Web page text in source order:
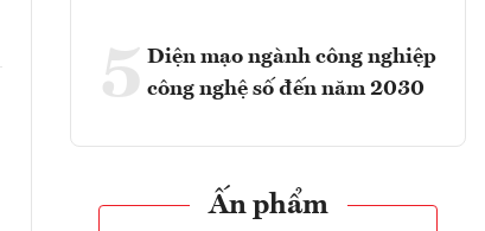
5 Diện mạo ngành công nghiệp
công nghệ số đến năm 2030
Ấn phẩm